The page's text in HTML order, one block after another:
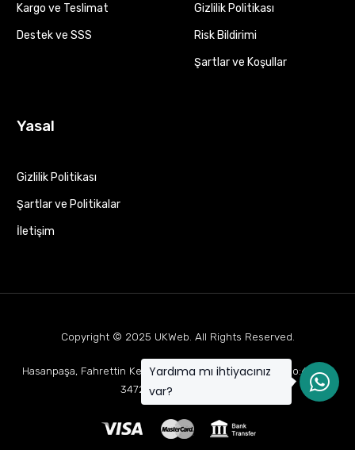
Kargo ve Teslimat
Destek ve SSS
Gizlilik Politikası
Risk Bildirimi
Şartlar ve Koşullar
Yasal
Gizlilik Politikası
Şartlar ve Politikalar
İletişim
Copyright © 2025 UKWeb . All Rights Reserved.
Hasanpaşa, Fahrettin Kerim Gökay Cd Mukaddes Apt No:63 D:1,
34722 Kadıköy/İstanbul
Yardıma mı ihtiyacınız
var?